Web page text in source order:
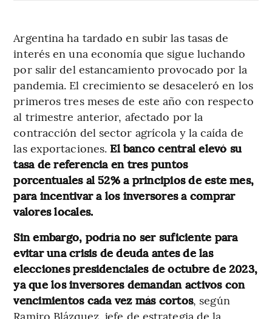
Argentina ha tardado en subir las tasas de
interés en una economía que sigue luchando
por salir del estancamiento provocado por la
pandemia. El crecimiento se desaceleró en los
primeros tres meses de este año con respecto
al trimestre anterior, afectado por la
contracción del sector agrícola y la caída de
las exportaciones. El banco central elevó su
tasa de referencia en tres puntos
porcentuales al 52% a principios de este mes,
para incentivar a los inversores a comprar
valores locales.
Sin embargo, podría no ser suficiente para
evitar una crisis de deuda antes de las
elecciones presidenciales de octubre de 2023,
ya que los inversores demandan activos con
vencimientos cada vez más cortos, según
Ramiro Blázquez, jefe de estrategia de la